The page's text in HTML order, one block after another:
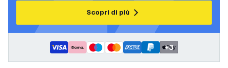
Scopri di più
+3